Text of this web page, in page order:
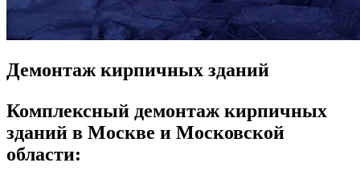
Демонтаж кирпичных зданий
Комплексный демонтаж кирпичных
зданий в Москве и Московской
области: